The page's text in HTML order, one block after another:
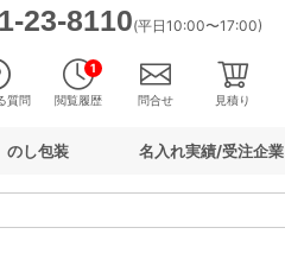
23-8110(平日10:00〜17:00)
質問 閲覧履歴
1
問合せ 見積り
のし包装 名入れ実績/受注企業